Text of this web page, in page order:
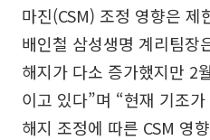
마진(CSM) 조정 영향은 제
배인철 삼성생명 계리팀장
해지가 다소 증가했지만 2
이고 있다”며 “현재 기조
해지 조정에 따른 CSM 영